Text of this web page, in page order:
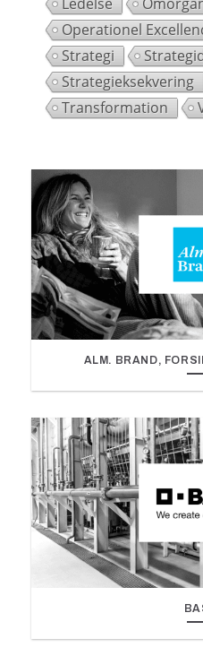
Operationel
Strategi
Strategieksekvering
Transformation
ALM. BRAND,